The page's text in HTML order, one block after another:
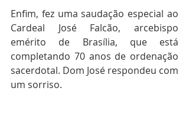
Enfim, fez uma saudação especial ao
Cardeal José Falcão, arcebispo
emérito de Brasília, que está
completando 70 anos de ordenação
sacerdotal. Dom José respondeu com
um sorriso.